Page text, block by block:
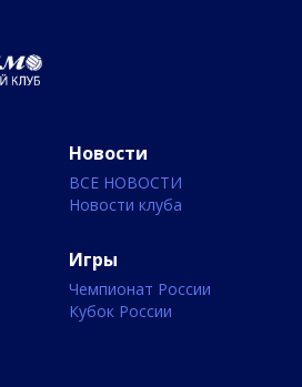
Новости
ВСЕ НОВОСТИ
Новости клуба
Игры
Чемпионат России
Кубок России